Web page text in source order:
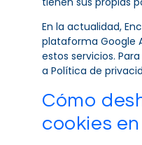
En la actualidad,
plataforma Google
estos servicios.
a Política de
Cómo
cookies